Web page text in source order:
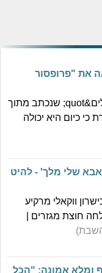
את "פרופסור
נרקיס משחררת את &quot;פרופסור למילים&quot; שנכתב מתוך
כיום היא יכולה
שלי מלך' - להיט
ווקאלי מרקיע
חוצת מגזרים |
ומלא אמונה: "הכל